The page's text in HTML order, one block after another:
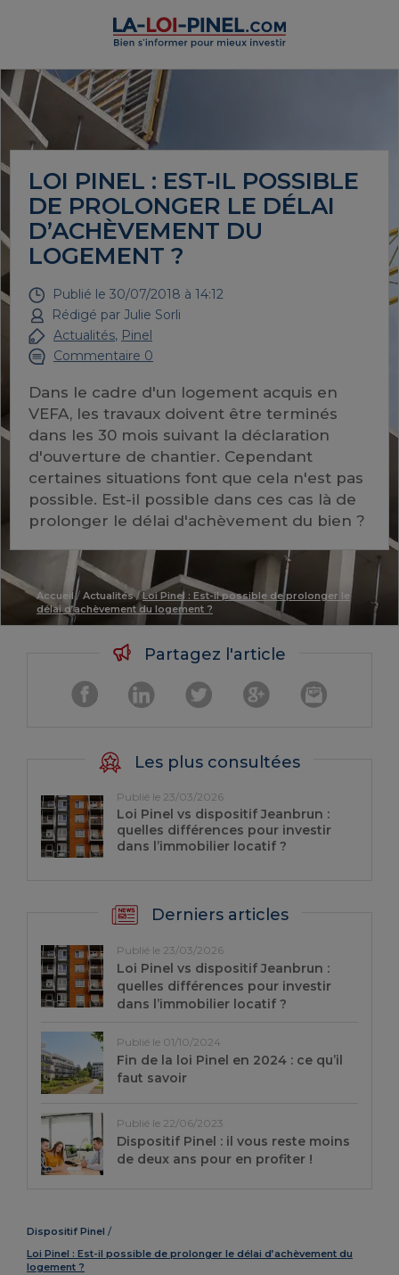
LOI PINEL : EST-IL POSSIBLE
DE PROLONGER LE DÉLAI
D’ACHÈVEMENT DU
LOGEMENT ?
Publié le 30/07/2018 à 14:12
Rédigé par Julie Sorli
Actualités, Pinel
Commentaire 0
Dans le cadre d'un logement acquis en
VEFA, les travaux doivent être terminés
dans les 30 mois suivant la déclaration
d'ouverture de chantier. Cependant
certaines situations font que cela n'est pas
possible. Est-il possible dans ces cas là de
prolonger le délai d'achèvement du bien ?
Accueil/ Actualités/Loi Pinel : Est-il possible de prolonger le
délai d’achèvement du logement ?
Dispositif Pinel
Loi Pinel : Est-il possible de prolonger le délai d’achèvement du
logement ?
Partagez l'article
Les plus consultées
Publié le 23/03/2026
Loi Pinel vs dispositif Jeanbrun :
quelles différences pour investir
dans l’immobilier locatif ?
Derniers articles
Publié le 23/03/2026
Loi Pinel vs dispositif Jeanbrun :
quelles différences pour investir
dans l’immobilier locatif ?
Publié le 01/10/2024
Fin de la loi Pinel en 2024 : ce qu’il
faut savoir
Publié le 22/06/2023
Dispositif Pinel : il vous reste moins
de deux ans pour en profiter !